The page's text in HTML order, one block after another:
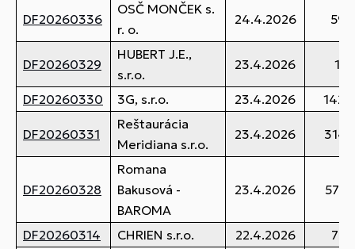
DF20260336
OSČ MONČEK s.
r. o.
24.4.2026
DF20260329
HUBERT J.E.,
s.r.o.
23.4.2026
DF20260330 3G, s.r.o. 23.4.2026
DF20260331
Reštaurácia
Meridiana s.r.o.
23.4.2026
DF20260328
Romana
Bakusová -
BAROMA
23.4.2026
DF20260314 CHRIEN s.r.o. 22.4.2026